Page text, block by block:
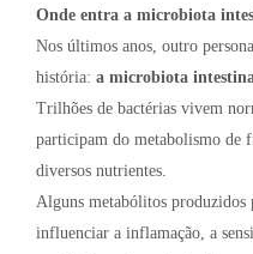
Onde entra a microbiota
Nos últimos anos, outro
história: a microbiota
Trilhões de bactérias vivem
participam do metabolismo de
diversos nutrientes.
Alguns metabólitos produzidos
influenciar a inflamação, a